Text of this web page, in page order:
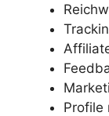
Profile